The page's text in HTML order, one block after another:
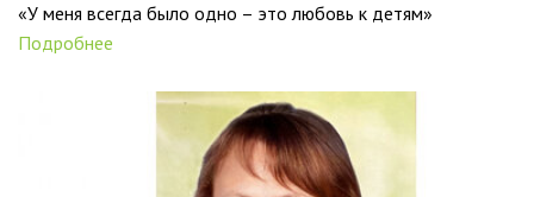
«У меня всегда было одно – это любовь к детям»
Подробнее